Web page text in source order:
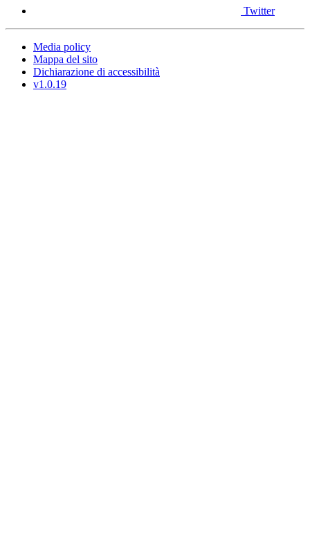
Twitter
Media policy
Mappa del sito
Dichiarazione di accessibilità
v1.0.19